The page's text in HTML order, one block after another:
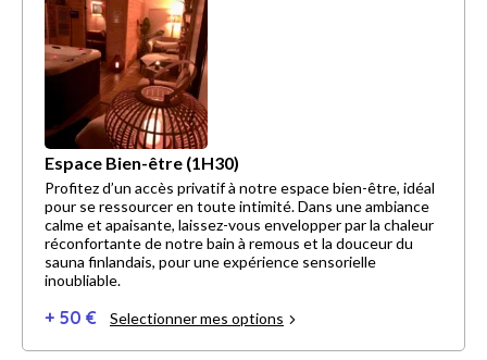
Espace Bien-être (1H30)
Profitez d’un accès privatif à notre espace bien-être, idéal
pour se ressourcer en toute intimité. Dans une ambiance
calme et apaisante, laissez-vous envelopper par la chaleur
réconfortante de notre bain à remous et la douceur du
sauna finlandais, pour une expérience sensorielle
inoubliable.
+ 50 € Selectionner mes options